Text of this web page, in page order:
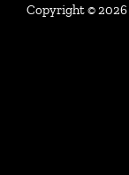
Copyright © 2026